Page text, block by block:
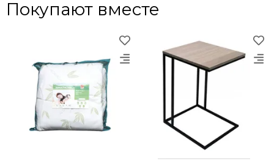
Покупают вместе